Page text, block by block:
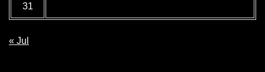
31
« Jul